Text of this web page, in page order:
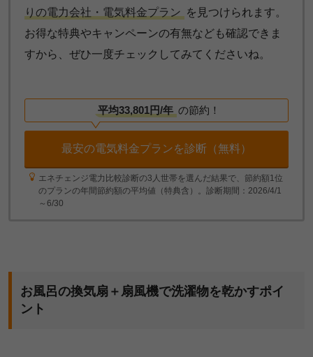
りの電力会社・電気料金プラン を見つけられます。
お得な特典やキャンペーンの有無なども確認できま
すから、ぜひ一度チェックしてみてくださいね。
平均33,801円/年 の節約！
最安の電気料金プランを診断（無料）
エネチェンジ電力比較診断の3人世帯を選んだ結果で、節約額1位
のプランの年間節約額の平均値（特典含）。診断期間：2026/4/1
～6/30
お風呂の換気扇＋扇風機で洗濯物を乾かすポイ
ント